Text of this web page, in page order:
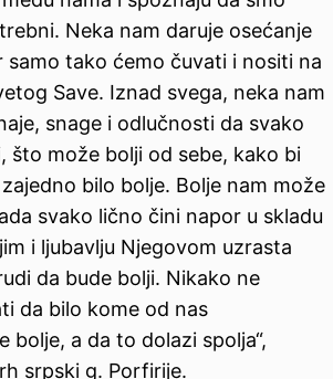
Neka nam daruje osećanje
samo tako ćemo čuvati i nositi na
Save. Iznad svega, neka nam
snage i odlučnosti da svako
što može bolji od sebe, kako bi
bilo bolje. Bolje nam može
svako lično čini napor u skladu
i ljubavlju Njegovom uzrasta
da bude bolji. Nikako ne
da bilo kome od nas
bolje, a da to dolazi spolja“,
srpski g. Porfirije.